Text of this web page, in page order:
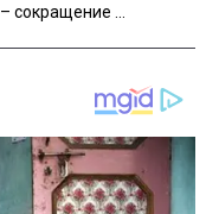
сокращение ...